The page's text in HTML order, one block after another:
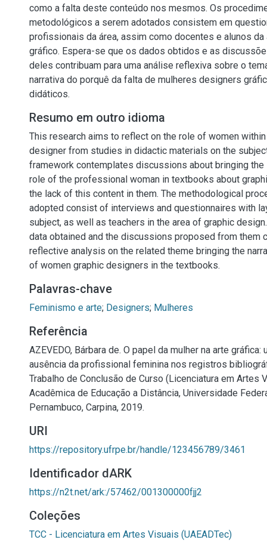
como a falta deste conteúdo nos mesmos. Os
metodológicos a serem adotados consistem em
profissionais da área, assim como docentes e alunos da
gráfico. Espera-se que os dados obtidos e as
deles contribuam para uma análise reflexiva sobre o
narrativa do porquê da falta de mulheres designers
didáticos.
Resumo em outro idioma
This research aims to reflect on the role of women
designer from studies in didactic materials on the
framework contemplates discussions about bringing
role of the professional woman in textbooks about
the lack of this content in them. The methodological
adopted consist of interviews and questionnaires with
subject, as well as teachers in the area of graphic
data obtained and the discussions proposed from them
reflective analysis on the related theme bringing the
of women graphic designers in the textbooks.
Palavras-chave
Feminismo e arte; Designers; Mulheres
Referência
AZEVEDO, Bárbara de. O papel da mulher na arte
ausência da profissional feminina nos registros
Trabalho de Conclusão de Curso (Licenciatura em Artes
Acadêmica de Educação a Distância, Universidade
Pernambuco, Carpina, 2019.
URI
https://repository.ufrpe.br/handle/123456789/3461
Identificador dARK
https://n2t.net/ark:/57462/001300000fjj2
Coleções
TCC - Licenciatura em Artes Visuais (UAEADTec)